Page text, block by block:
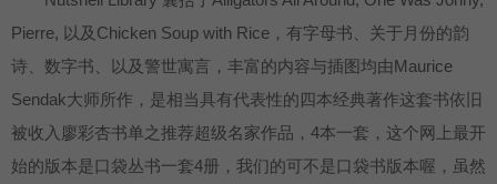
Pierre, 以及Chicken Soup with Rice，有字母书、关于月份的韵
诗、数字书、以及警世寓言，丰富的内容与插图均由Maurice
Sendak大师所作，是相当具有代表性的四本经典著作这套书依旧
被收入廖彩杏书单之推荐超级名家作品，4本一套，这个网上最开
始的版本是口袋丛书一套4册，我们的可不是口袋书版本喔，虽然